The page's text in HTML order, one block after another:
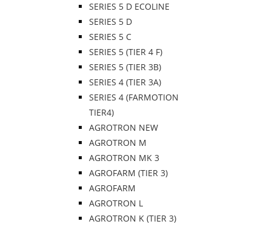
SERIES 5 D ECOLINE
SERIES 5 D
SERIES 5 C
SERIES 5 (TIER 4 F)
SERIES 5 (TIER 3B)
SERIES 4 (TIER 3A)
SERIES 4 (FARMOTION
TIER4)
AGROTRON NEW
AGROTRON M
AGROTRON MK 3
AGROFARM (TIER 3)
AGROFARM
AGROTRON L
AGROTRON K (TIER 3)